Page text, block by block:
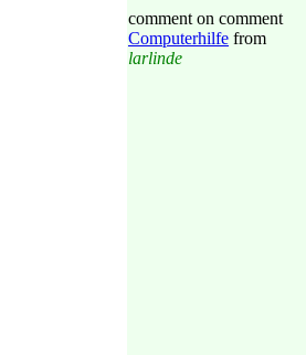
comment on comment
Computerhilfe from
larlinde